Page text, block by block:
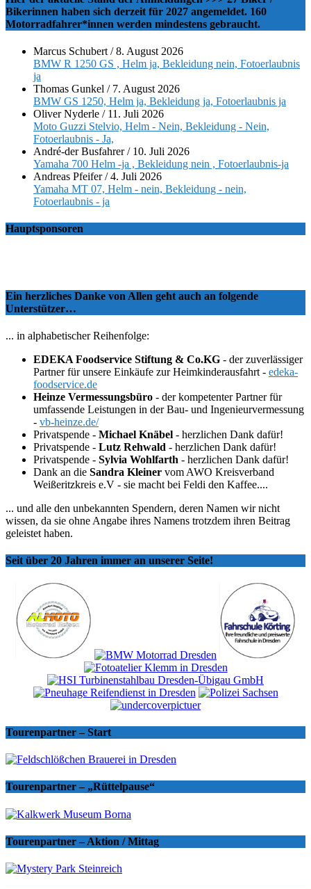
Bikerinnen haben sich derzeit für 2027 angemeldet. 160
Motorradfahrer*innen werden mindestens gebraucht.
Marcus Schubert /8. August 2026
BMW R 1250 GS , Helm ja, Bekleidung nein, Fotoerlaubnis
ja
Thomas Gunkel / 7. August 2026
BMW GS 1250, Helm ja, Bekleidung ja, Fotoerlaubnis ja
Oliver Nyderle / 11. Juli 2026
Moto Guzzi Stelvio, Helm - Nein, Bekleidung - Nein,
Fotoerlaubnis - Ja,
André-der Busfahrer/ 10. Juli 2026
Yamaha 700 Helm -ja , Bekleidung nein , Fotoerlaubnis-ja
Andreas Pfeifer/4. Juli 2026
Yamaha MT 07, Helm - nein, Bekleidung - nein,
Fotoerlaubnis - ja
Hauptsponsoren
Ein herzliches Danke von Allen geht auch an folgende
Unterstützer…
... in alphabetischer Reihenfolge:
EDEKA Foodservice Stiftung & Co.KG - der zuverlässiger
Partner für unsere Einkäufe zur Heimkinderausfahrt - edeka-
foodservice.de
Heinze Vermessungsbüro - der kompetenter Partner für
umfassende Leistungen in der Bau- und Ingenieurvermessung
- vb-heinze.de/
Privatspende - Michael Knäbel - herzlichen Dank dafür!
Privatspende - Lutz Rehwald - herzlichen Dank dafür!
Privatspende - Sylvia Wohlfarth - herzlichen Dank dafür!
Dank an die Sandra Kleiner vom AWO Kreisverband
Weißeritzkreis e.V - sie macht bei Feldi den Kaffee....
... und alle den unbekannten Spendern, deren Namen wir nicht
wissen, da sie ohne Angabe ihres Namens trotzdem ihren Beitrag
geleistet haben.
Seit über 20 Jahren immer an unserer Seite!
Tourenpartner – Start
Tourenpartner – „Rüttelpause“
Tourenpartner – Aktion / Mittag